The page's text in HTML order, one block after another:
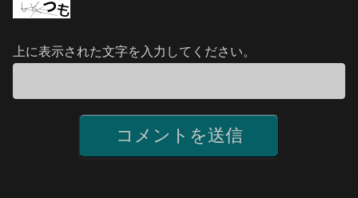
上に表示された文字を入力してください。